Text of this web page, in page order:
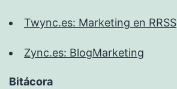
Twync.es: Marketing en RRSS
Zync.es: BlogMarketing
Bitácora